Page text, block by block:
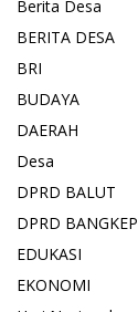
Berita Desa
BERITA DESA
BRI
BUDAYA
DAERAH
Desa
DPRD BALUT
DPRD BANGKEP
EDUKASI
EKONOMI